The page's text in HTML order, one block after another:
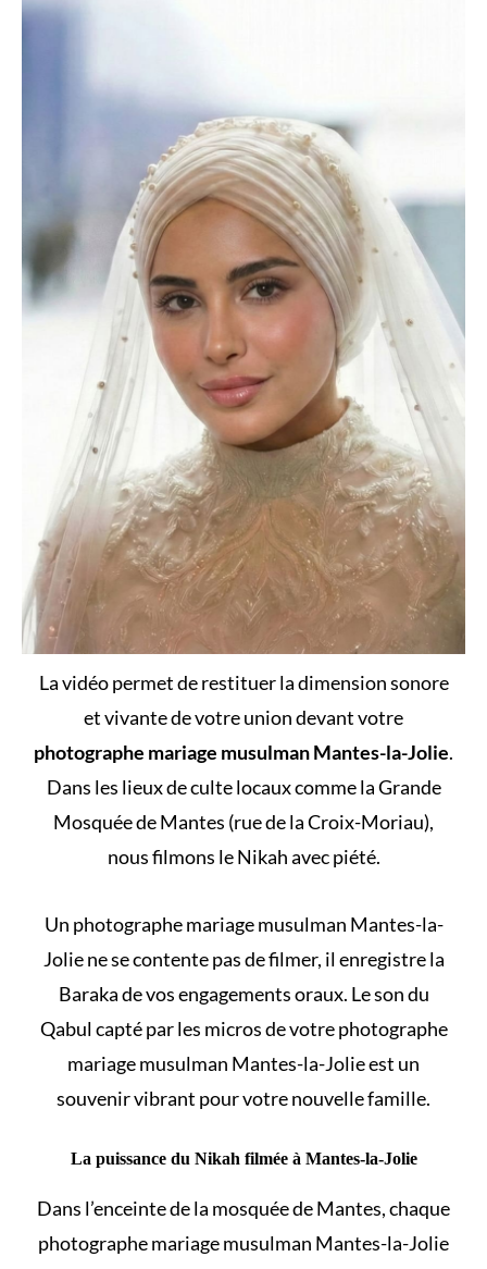
La vidéo permet de restituer la dimension sonore
et vivante de votre union devant votre
photographe mariage musulman Mantes-la-Jolie.
Dans les lieux de culte locaux comme la Grande
Mosquée de Mantes (rue de la Croix-Moriau),
nous filmons le Nikah avec piété.
Un photographe mariage musulman Mantes-la-
Jolie ne se contente pas de filmer, il enregistre la
Baraka de vos engagements oraux. Le son du
Qabul capté par les micros de votre photographe
mariage musulman Mantes-la-Jolie est un
souvenir vibrant pour votre nouvelle famille.
La puissance du Nikah filmée à Mantes-la-Jolie
Dans l’enceinte de la mosquée de Mantes, chaque
photographe mariage musulman Mantes-la-Jolie